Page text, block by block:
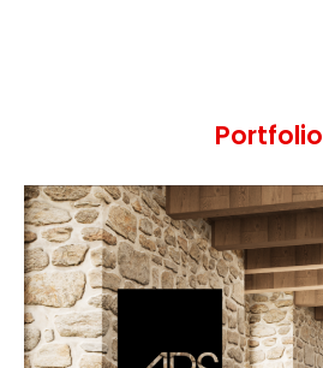
Portfolio